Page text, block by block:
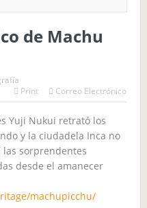
de Machu
Print
Correo Electrónico
Yuji Nukui retrató los
y la ciudadela Inca no
sorprendentes
desde el amanecer
machupicchu/